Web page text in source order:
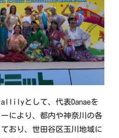
として、代表Danaeを
により、都内や神奈川の各
おり、世田谷区玉川地域に